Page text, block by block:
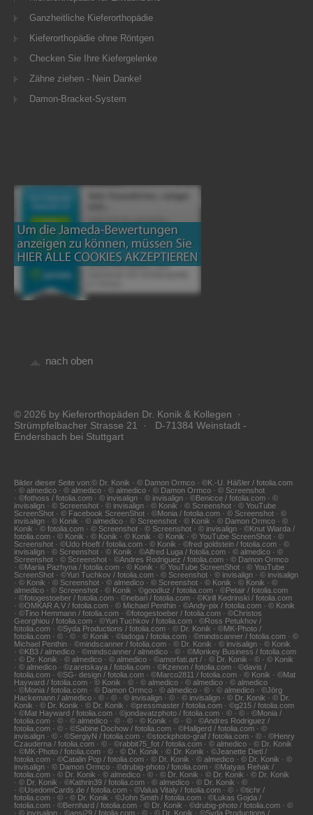
Ganzheitliche Kieferorthopädie
Kieferorthopädie ohne Röntgen
Checken Sie Ihre Kiefergelenke
Zähne ziehen - Nein Danke!
Damon-Bracket-System
nach oben
© 2026 by Kieferorthopäden Dr. Konik & Kollegen ·
Strümpfelbacher Strasse 21 · D-71384 Weinstadt -
Endersbach bei Stuttgart
Bilder dieser Seite von:© Dr. Konik · © Damon Ormco · ©K.-U. Häßler / fotolia.com
· © almedico · © almedico · © almedico · © Damon Ormco · © Screenshot
· ©fothoss / fotolia.com · © invisalign · © invisalign · ©Benicce / fotolia.com · ©
invisalign · © Screenshot · © invisalign · © Konik · © Screenshot · © YouTube
ScreenShot · © Facebook ScreenShot · ©Monia / fotolia.com · © Screenshot · ©
invisalign · © Konik · © almedico · © Screenshot · © Konik · © Damon Ormco · ©
Konik · © fotolia.com · © Screenshot · © Screenshot · © invisalign · ©Knut Wiarda /
fotolia.com · © Konik · © Konik · © Konik · © Konik · © YouTube ScreenShot · ©
Screenshot · ©Udo Hoeft / fotolia.com · © Konik · ©fred goldstein / fotolia.com · ©
invisalign · © Screenshot · © Konik · ©Alfred Luga / fotolia.com · © almedico · ©
Screenshot · © Screenshot · ©Andres Rodriguez / fotolia.com · © Damon Ormco
· ©Mariia Pazhyna / fotolia.com · © Konik · © YouTube ScreenShot · © YouTube
ScreenShot · ©Yuri Tuchkov / fotolia.com · © Screenshot · © invisalign · © invisalign
· © Konik · © Screenshot · © almedico · © Screenshot · © Konik · © Konik · ©
almedico · © Screenshot · © Konik · ©goodluz / fotolia.com · ©Petair / fotolia.com
· ©fotogestoeber / fotolia.com · ©nebari / fotolia.com · ©Kirill Kedrinski / fotolia.com
· ©OMKAR A.V / fotolia.com · © Michael Penthin · ©Andy-pix / fotolia.com · © Konik
· ©Tino Hemmann / fotolia.com · ©fotogestoeber / fotolia.com · ©Christos
Georghiou / fotolia.com · ©Yuri Tuchkov / fotolia.com · ©Ross Petukhov /
fotolia.com · ©Syda Productions / fotolia.com · © Dr. Konik · ©MK-Photo /
fotolia.com · © · © · © Konik · ©ladoga / fotolia.com · ©mindscanner / fotolia.com · ©
Michael Penthin · ©mindscanner / fotolia.com · © Dr. Konik · © invisalign · © Konik
· ©KB3 / almedico · ©mindscanner / almedico · © · ©Monkey Business / fotolia.com
· © Dr. Konik · © almedico · © almedico · ©amorfati.art / · © Dr. Konik · © · © Konik
· © almedico · ©zaretskaya / fotolia.com · ©Kzenon / fotolia.com · ©davis /
fotolia.com · ©SG- design / fotolia.com · ©Marco2811 / fotolia.com · © Konik · ©Mat
Hayward / fotolia.com · © Konik · © · © almedico · © almedico · © almedico
· ©Monia / fotolia.com · © Damon Ormco · © almedico · © · © almedico · ©Jörg
Hackemann / almedico · © · © · © invisalign · © · © invisalign · © Dr. Konik · © Dr.
Konik · © Dr. Konik · © Dr. Konik · ©pressmaster / fotolia.com · ©g215 / fotolia.com
· ©Mat Hayward / fotolia.com · ©jondavatzphoto / fotolia.com · © · © · ©Monia /
fotolia.com · © · © almedico · © · © · © Konik · © · © · ©Andres Rodriguez /
fotolia.com · © · ©Sabine Dochow / fotolia.com · ©Hallgerd / fotolia.com · ©
invisalign · © · ©SergiyN / fotolia.com · ©stockphoto-graf / fotolia.com · © · ©Henry
Czauderna / fotolia.com · © · ©rabbit75_fot / fotolia.com · © almedico · © Dr. Konik
· ©MK-Photo / fotolia.com · © · © Dr. Konik · © Dr. Konik · ©Jeanette Dietl /
fotolia.com · ©Catalin Pop / fotolia.com · © Dr. Konik · © almedico · © Dr. Konik · ©
invisalign · © Damon Ormco · ©drubig-photo / fotolia.com · ©Matyas Rehak /
fotolia.com · © Dr. Konik · © almedico · © · © Dr. Konik · © Dr. Konik · © Dr. Konik
· © Dr. Konik · ©Kathrin39 / fotolia.com · © almedico · © Dr. Konik · ©
· ©UsedomCards.de / fotolia.com · ©Valua Vitaly / fotolia.com · © · ©tichr /
fotolia.com · © · © Dr. Konik · ©John Smith / fotolia.com · ©Lukas Gojda /
fotolia.com · ©Bernhard / fotolia.com · © Dr. Konik · ©drubig-photo / fotolia.com · ©
· © invisalign · ©ansi29 / fotolia.com · © · © Dr. Konik · ©Syda Productions /